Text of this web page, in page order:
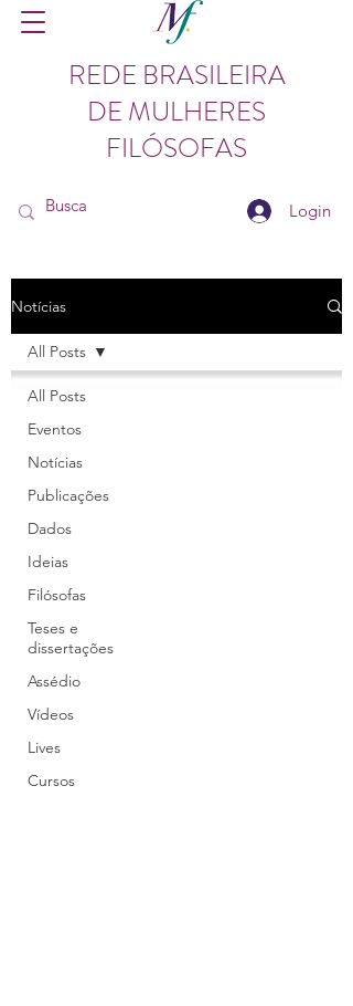
REDE BRASILEIRA
DE MULHERES
FILÓSOFAS
Login
Notícias
All Posts
Eventos
Notícias
Publicações
Dados
Ideias
Filósofas
Teses e
dissertações
Assédio
Vídeos
Lives
Cursos
All Posts